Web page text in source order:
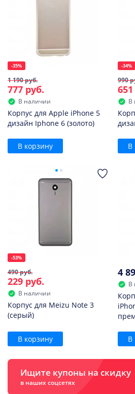
-35%
1 190 руб.
777 руб.
В наличии
Корпус для Apple iPhone 5
дизайн Iphone 6 (золото)
В корзину
-34%
990
В
В
-53%
490 руб.
229 руб.
В наличии
Корпус для Meizu Note 3
(серый)
В корзину
4
В
В
Ищите купоны на скидку
в наших соцсетях